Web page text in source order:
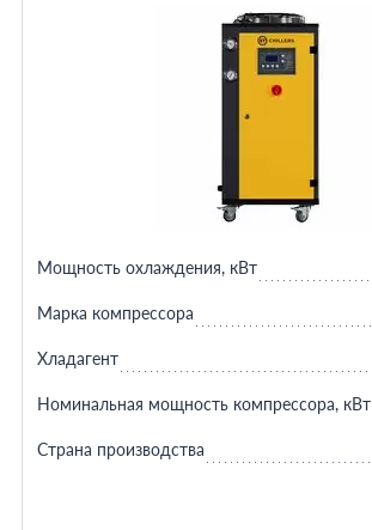
Мощность охлаждения, кВт
Марка компрессора
Хладагент
Номинальная мощность компрессора, кВт
Страна производства